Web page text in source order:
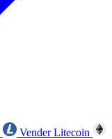
Vender Litecoin